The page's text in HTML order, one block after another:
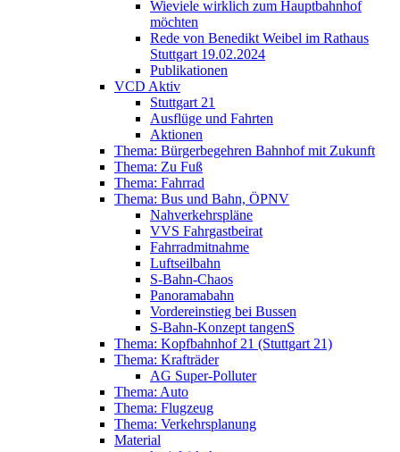
Wieviele wirklich zum Hauptbahnhof
möchten
Rede von Benedikt Weibel im Rathaus
Stuttgart 19.02.2024
Publikationen
VCD Aktiv
Stuttgart 21
Ausflüge und Fahrten
Aktionen
Thema: Bürgerbegehren Bahnhof mit Zukunft
Thema: Zu Fuß
Thema: Fahrrad
Thema: Bus und Bahn, ÖPNV
Nahverkehrspläne
VVS Fahrgastbeirat
Fahrradmitnahme
Luftseilbahn
S-Bahn-Chaos
Panoramabahn
Vordereinstieg bei Bussen
S-Bahn-Konzept tangenS
Thema: Kopfbahnhof 21 (Stuttgart 21)
Thema: Krafträder
AG Super-Polluter
Thema: Auto
Thema: Flugzeug
Thema: Verkehrsplanung
Material